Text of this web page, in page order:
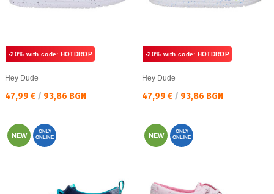
-20% with code: HOTDROP
Hey Dude
Текуща цена:
47,99 € / 93,86 BGN
-20% with code: HOTDROP
Hey Dude
Текуща цена:
47,99 € / 93,86 BGN
NEW
ONLY
ONLINE
NEW
ONLY
ONLINE